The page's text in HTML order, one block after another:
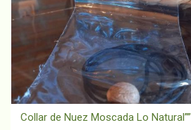
Collar de Nuez Moscada Lo Natural””